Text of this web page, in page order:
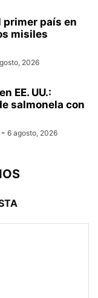
país en
misiles
2026
EE. UU.:
salmonela con
- 6 agosto, 2026